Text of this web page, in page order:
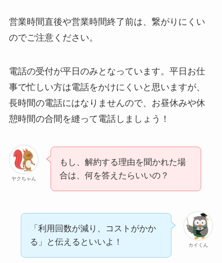
営業時間直後や営業時間終了前は、繋がりにくい
のでご注意ください。
電話の受付が平日のみとなっています。平日お仕
事で忙しい方は電話をかけにくいと思いますが、
長時間の電話にはなりませんので、お昼休みや休
憩時間の合間を縫って電話しましょう！
ヤクちゃん
もし、解約する理由を聞かれた場
合は、何を答えたらいいの？
カイくん
「利用回数が減り、コストがかか
る」と伝えるといいよ！